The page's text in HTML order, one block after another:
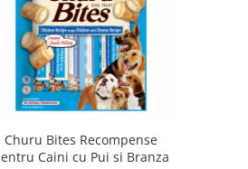
Churu Bites Recompense
Caini cu Pui si Branza